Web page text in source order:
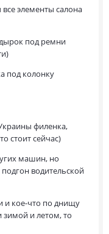
элементы салона
под ремни
под колонку
филенка,
стоит сейчас)
машин, но
подгон водительской
и кое-что по днищу
зимой и летом, то